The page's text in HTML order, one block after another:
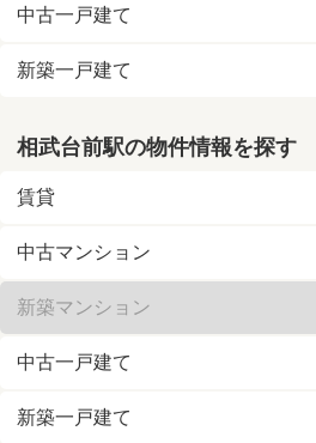
中古一戸建て
新築一戸建て
相武台前駅の物件情報を探す
賃貸
中古マンション
新築マンション
中古一戸建て
新築一戸建て